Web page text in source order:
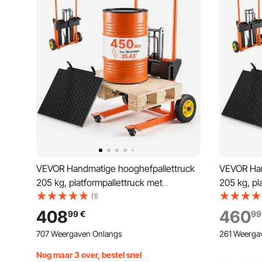
VEVOR Handmatige hooghefpallettruck
205 kg, platformpallettruck met
hefplatform, maximale hefhoogte 90 cm,
materiaal: heflier, platformpallettruck,
handpallettruck, oranje en zwart
(1)
40899€
707 Weergaven Onlangs
Nog maar 3 over, bestel snel
VEVOR
205 kg,
cm,
oranje en
46099
261